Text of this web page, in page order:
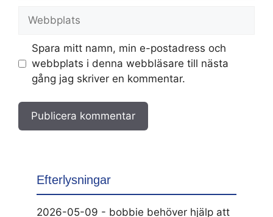
Spara mitt namn, min e-postadress och
webbplats i denna webbläsare till nästa
gång jag skriver en kommentar.
Efterlysningar
2026-05-09 - bobbie behöver hjälp att